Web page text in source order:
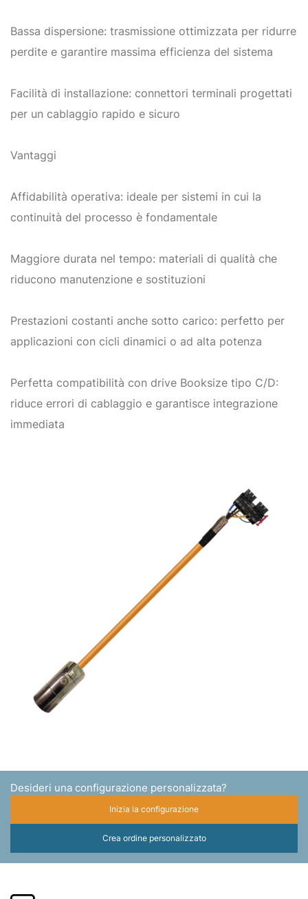
Bassa dispersione: trasmissione ottimizzata per ridurre
perdite e garantire massima efficienza del sistema
Facilità di installazione: connettori terminali progettati
per un cablaggio rapido e sicuro
Vantaggi
Affidabilità operativa: ideale per sistemi in cui la
continuità del processo è fondamentale
Maggiore durata nel tempo: materiali di qualità che
riducono manutenzione e sostituzioni
Prestazioni costanti anche sotto carico: perfetto per
applicazioni con cicli dinamici o ad alta potenza
Perfetta compatibilità con drive Booksize tipo C/D:
riduce errori di cablaggio e garantisce integrazione
immediata
Desideri una configurazione personalizzata?
Inizia la configurazione
Crea ordine personalizzato